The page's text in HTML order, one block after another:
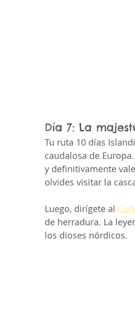
Día 7: La
Tu ruta 10 días
caudalosa de
y definitivamente
olvides visitar la
Luego, dirígete al
de herradura. La
los dioses nórdicos.